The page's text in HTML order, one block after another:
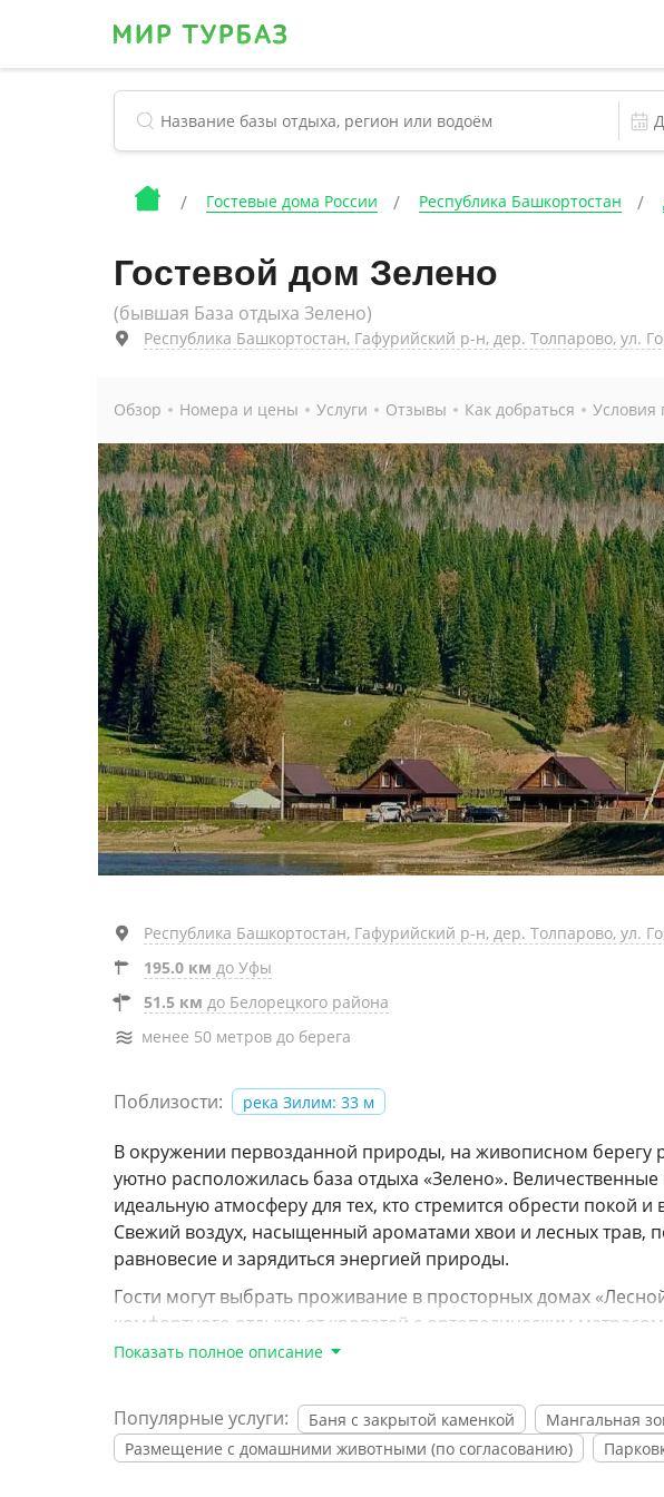
Гостевые дома России Республика Башкортостан
Гостевой дом Зелено
(бывшая База отдыха Зелено)
Республика Башкортостан, Гафурийский р-н, дер. Толпарово, ул.
Обзор Номера и цены Услуги Отзывы Как добраться Условия
Республика Башкортостан, Гафурийский р-н, дер. Толпарово, ул.
195.0 км до Уфы
51.5 км до Белорецкого района
менее 50 метров до берега
Поблизости: река Зилим: 33 м
В окружении первозданной природы, на живописном берегу
уютно расположилась база отдыха «Зелено».
идеальную атмосферу для тех, кто стремится обрести покой
Свежий воздух, насыщенный ароматами хвои и лесных трав,
равновесие и зарядиться энергией природы.
Гости могут выбрать проживание в просторных домах
комфортного отдыха: от кроватей с ортопедическим
оборудованных кухонь и современных удобств — Smart TV,
приглашают наслаждаться тёплыми вечерами на свежем
Особое очарование месту придает традиционная сибирская
создающей мягкий пар и атмосферу уюта. Веники из душистых
Показать полное описание
Популярные услуги: Баня с закрытой каменкой
Мангальная
Размещение с домашними животными (по согласованию)